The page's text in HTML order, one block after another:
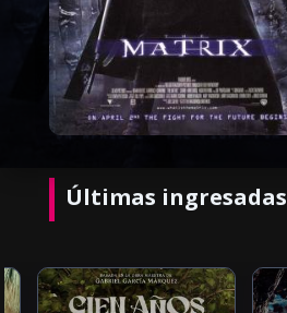
Últimas ingresadas